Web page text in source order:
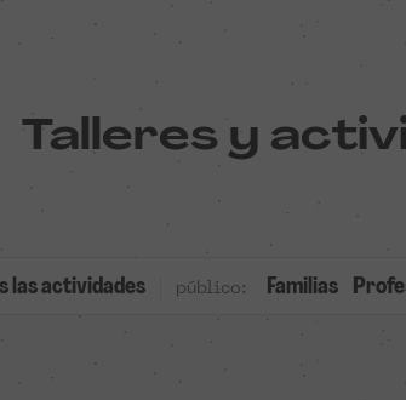
Talleres y
las actividades público: Familias